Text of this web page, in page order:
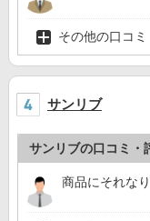
その他の口コミ
サンリブ
サンリブの口コミ・
商品にそれな